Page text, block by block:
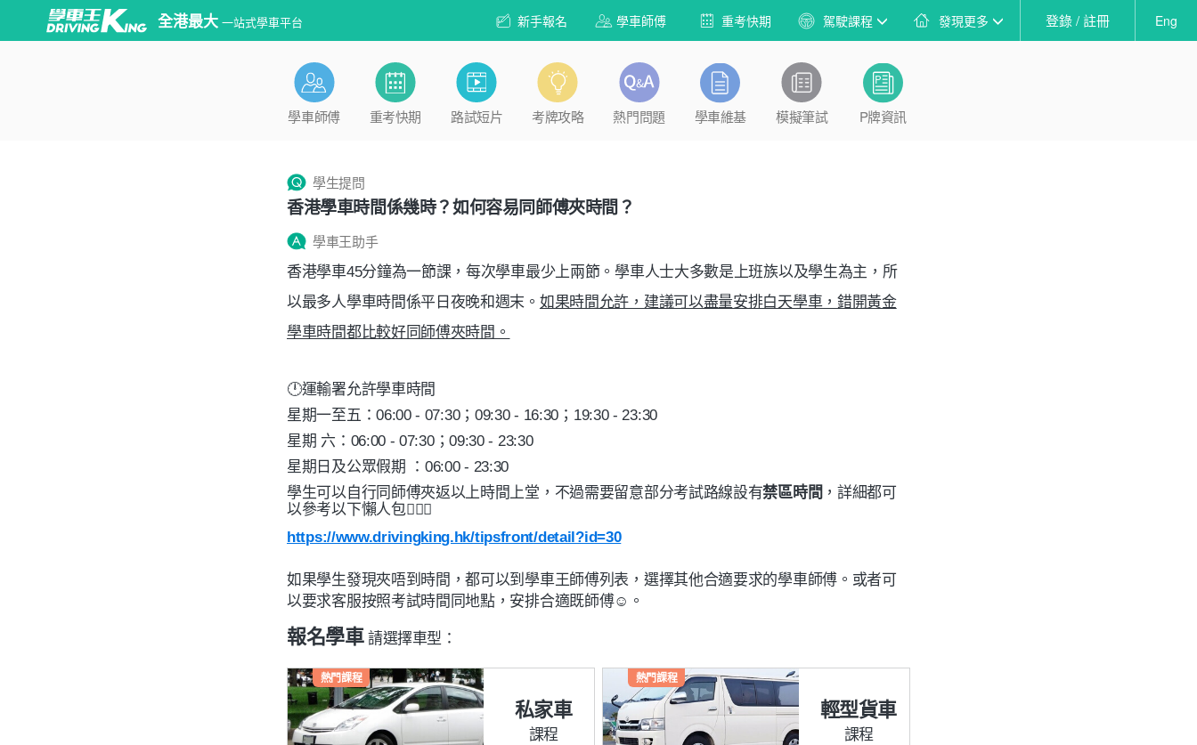
全港最大 一站式學車平台 Eng
登錄 / 註冊
發現更多
駕駛課程
重考快期
學車師傅
新手報名
學車師傅 重考快期 路試短片 考牌攻略 熱門問題 學車維基 模擬筆試 P牌資訊
學生提問
香港學車時間係幾時？如何容易同師傅夾時間？
學車王助手
香港學車45分鐘為一節課，每次學車最少上兩節。學車人士大多數是上班族以及學生為主，所
以最多人學車時間係平日夜晚和週末。 如果時間允許，建議可以盡量安排白天學車，錯開黃金
學車時間都比較好同師傅夾時間。
🕛運輸署允許學車時間
星期一至五：06:00 - 07:30；09:30 - 16:30；19:30 - 23:30
星期 六：06:00 - 07:30；09:30 - 23:30
星期日及公眾假期 ：06:00 - 23:30
學生可以自行同師傅夾返以上時間上堂，不過需要留意部分考試路線設有禁區時間 ，詳細都可
以參考以下懶人包👇🏻😉
https://www.drivingking.hk/tipsfront/detail?id=30
如果學生發現夾唔到時間，都可以到學車王師傅列表，選擇其他合適要求的學車師傅。或者可
以要求客服按照考試時間同地點，安排合適既師傅☺️。
報名學車請選擇車型：
熱門課程
私家車
課程
熱門課程
輕型貨車
課程